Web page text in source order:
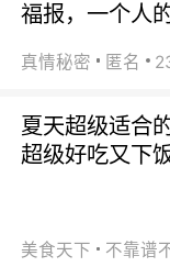
福报，一个人
真情秘密 匿名
夏天超级适合
超级好吃又下饭
美食天下